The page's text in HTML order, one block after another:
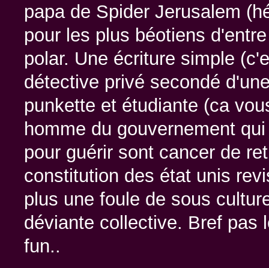
papa de Spider Jerusalem
pour les plus béotiens
polar. Une écriture simple
détective privé secondé
punkette et étudiante (ca
homme du gouvernement
pour guérir sont cancer de
constitution des état unis
plus une foule de sous
déviante collective. Bref pas
fun..